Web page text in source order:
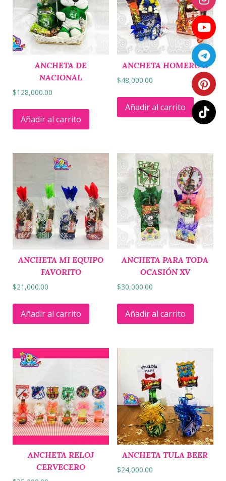
ANCHETA DE
NACIONAL
$128,000.00
Añadir al carrito
ANCHETA HOMERO II
$48,000.00
Añadir al carrito
ANCHETA MI EQUIPO
FAVORITO
$21,000.00
Añadir al carrito
ANCHETA PARA TODA
OCASIÓN XV
$30,000.00
Añadir al carrito
ANCHETA RELOJ
CERVECERO
ANCHETA TULA BEER
$24,000.00